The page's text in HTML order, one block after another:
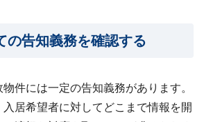
の告知義務を確認する
件には一定の告知義務があります。
居希望者に対してどこまで情報を開